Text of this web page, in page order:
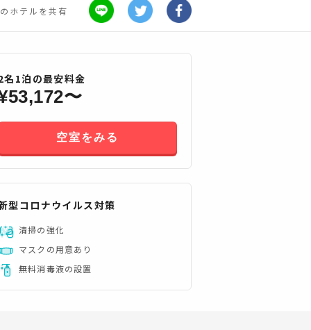
ホテルを共有
名 1泊の最安料金
53,172〜
空室をみる
型コロナウイルス対策
清掃の強化
マスクの用意あり
無料消毒液の設置